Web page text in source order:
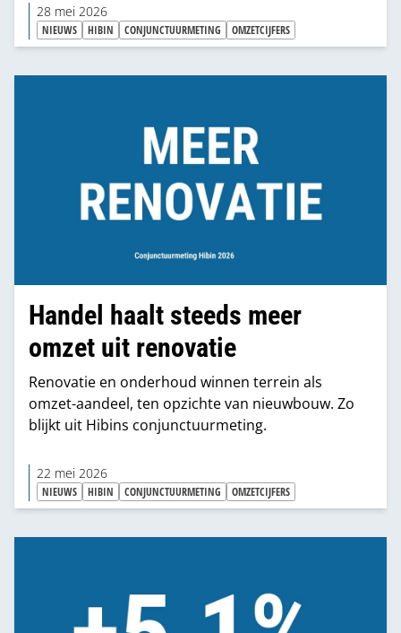
28 mei 2026
NIEUWS HIBIN CONJUNCTUURMETING OMZETCIJFERS
Handel haalt steeds meer
omzet uit renovatie
Renovatie en onderhoud winnen terrein als
omzet-aandeel, ten opzichte van nieuwbouw. Zo
blijkt uit Hibins conjunctuurmeting.
22 mei 2026
NIEUWS HIBIN CONJUNCTUURMETING OMZETCIJFERS